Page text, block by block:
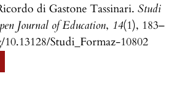
di Gastone Tassinari. Studi
Journal of Education, 14(1), 183–
Studi_Formaz-10802